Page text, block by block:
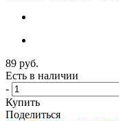
89 руб.
Есть в наличии
-
Купить
Поделиться